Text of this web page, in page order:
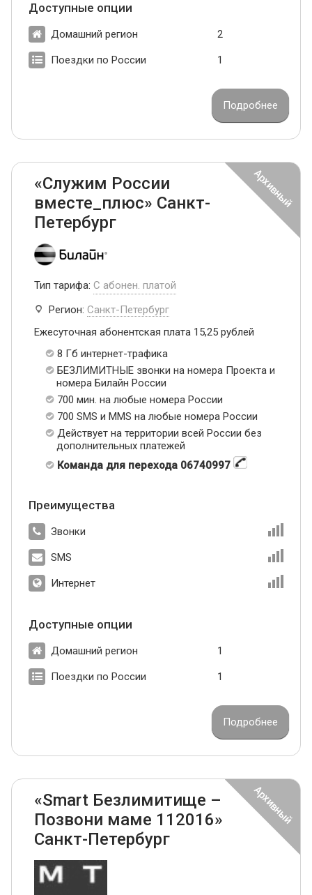
Доступные опции
Домашний регион 2
Поездки по России 1
Подробнее
«Служим России
вместе_плюс» Санкт-
Петербург
Тип тарифа: С абонен. платой
Регион: Санкт-Петербург
Ежесуточная абонентская плата 15,25 рублей
8 Гб интернет-трафика
БЕЗЛИМИТНЫЕ звонки на номера Проекта и
номера Билайн России
700 мин. на любые номера России
700 SMS и MMS на любые номера России
Действует на территории всей России без
дополнительных платежей
Команда для перехода 06740997
Преимущества
Звонки
SMS
Интернет
Доступные опции
Домашний регион 1
Поездки по России 1
Подробнее
«Smart Безлимитище –
Позвони маме 112016»
Санкт-Петербург